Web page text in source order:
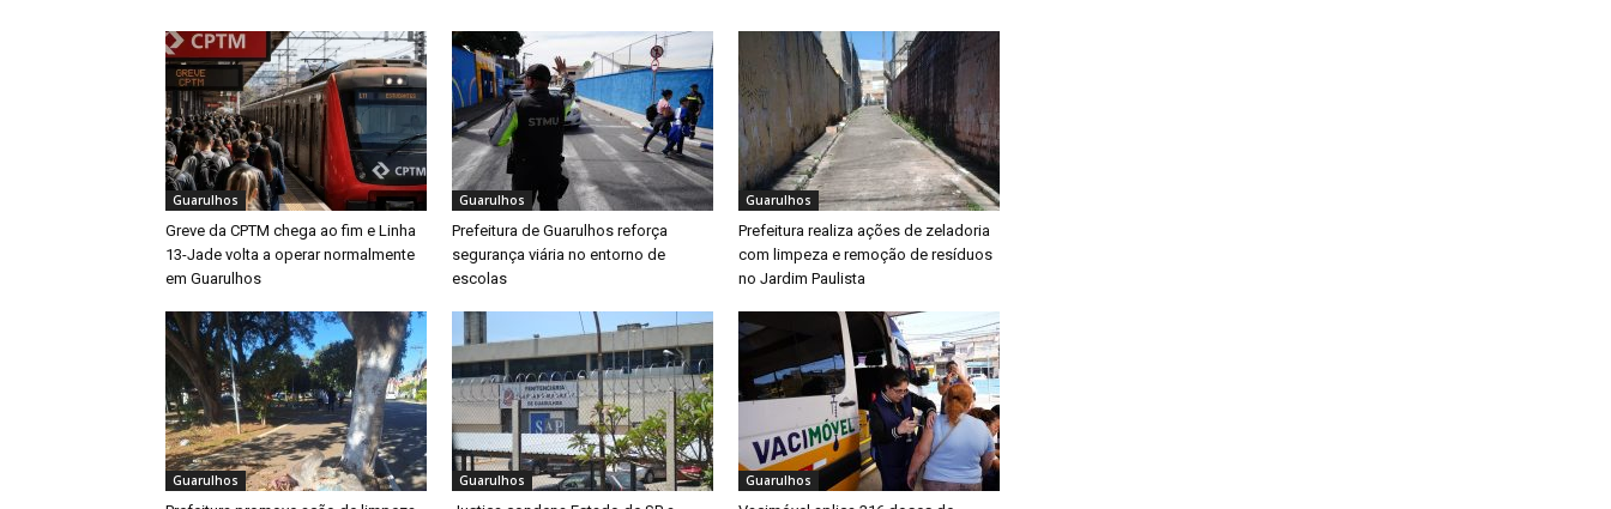
Guarulhos
Greve da CPTM chega ao fim e Linha
13-Jade volta a operar normalmente
em Guarulhos
Guarulhos
Prefeitura de Guarulhos reforça
segurança viária no entorno de
escolas
Guarulhos
Prefeitura realiza ações de zeladoria
com limpeza e remoção de resíduos
no Jardim Paulista
Guarulhos Guarulhos Guarulhos